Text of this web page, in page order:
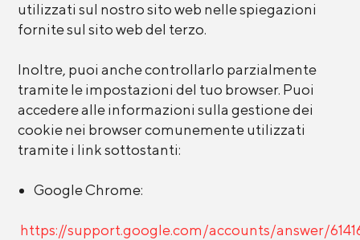
utilizzati sul nostro sito web nelle spiegazioni
fornite sul sito web del terzo.
Inoltre, puoi anche controllarlo parzialmente
tramite le impostazioni del tuo browser. Puoi
accedere alle informazioni sulla gestione dei
cookie nei browser comunemente utilizzati
tramite i link sottostanti:
Google Chrome:
https://support.google.com/accounts/answer/